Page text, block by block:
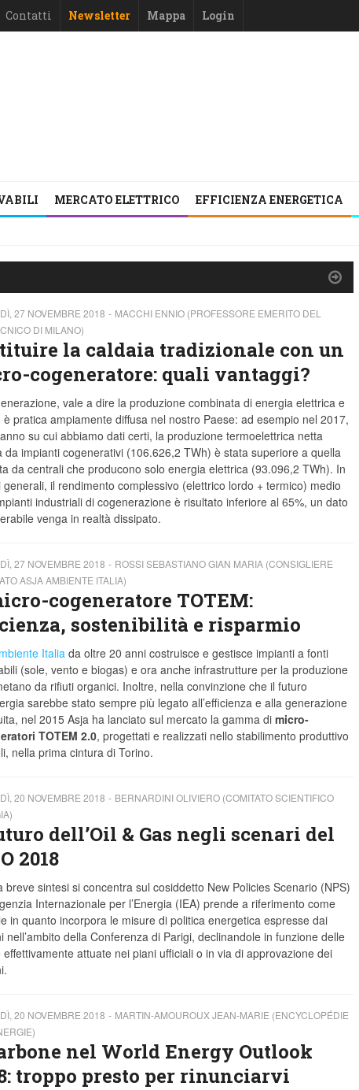
Contatti Newsletter Mappa Login
MERCATO ELETTRICO EFFICIENZA ENERGETICA
27 NOVEMBRE 2018
MACCHI ENNIO (PROFESSORE EMERITO DEL
DI MILANO)
la caldaia tradizionale con un
cogeneratore: quali vantaggi?
vale a dire la produzione combinata di energia elettrica e
è pratica ampiamente diffusa nel nostro Paese: ad esempio nel 2017,
su cui abbiamo dati certi, la produzione termoelettrica netta
da impianti cogenerativi (106.626,2 TWh) è stata superiore a quella
da centrali che producono solo energia elettrica (93.096,2 TWh). In
generali, il rendimento complessivo (elettrico lordo + termico) medio
industriali di cogenerazione è risultato inferiore al 65%, un dato
venga in realtà dissipato.
27 NOVEMBRE 2018
ROSSI SEBASTIANO GIAN MARIA (CONSIGLIERE
ASJA AMBIENTE ITALIA)
cogeneratore TOTEM:
sostenibilità e risparmio
Italiada oltre 20 anni costruisce e gestisce impianti a fonti
(sole, vento e biogas) e ora anche infrastrutture per la produzione
da rifiuti organici. Inoltre, nella convinzione che il futuro
sarebbe stato sempre più legato all’efficienza e alla generazione
nel 2015 Asja ha lanciato sul mercato la gamma di micro-
TOTEM 2.0, progettati e realizzati nello stabilimento produttivo
nella prima cintura di Torino.
20 NOVEMBRE 2018
BERNARDINI OLIVIERO (COMITATO SCIENTIFICO
dell’Oil & Gas negli scenari del
2018
breve sintesi si concentra sul cosiddetto New Policies Scenario (NPS)
Internazionale per l’Energia (IEA) prende a riferimento come
in quanto incorpora le misure di politica energetica espresse dai
nell’ambito della Conferenza di Parigi, declinandole in funzione delle
effettivamente attuate nei piani ufficiali o in via di approvazione dei
20 NOVEMBRE 2018
MARTIN-AMOUROUX JEAN-MARIE (ENCYCLOPÉDIE
nel World Energy Outlook
troppo presto per rinunciarvi